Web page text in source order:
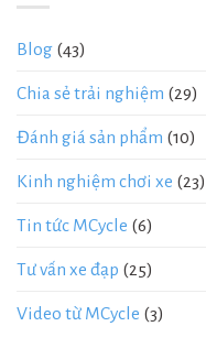
Blog (43)
Chia sẻ trải nghiệm (29)
Đánh giá sản phẩm (10)
Kinh nghiệm chơi xe (23)
Tin tức MCycle (6)
Tư vấn xe đạp (25)
Video từ MCycle (3)